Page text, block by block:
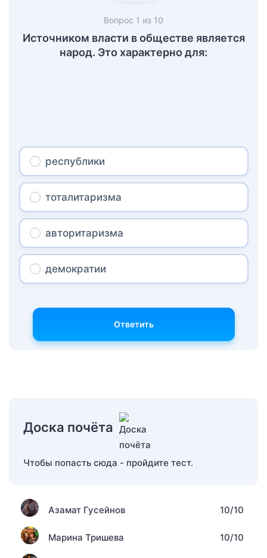
Вопрос 1 из 10
Источником власти в обществе является
народ. Это характерно для:
республики
тоталитаризма
авторитаризма
демократии
Ответить
Доска почёта
Чтобы попасть сюда - пройдите тест.
Азамат Гусейнов 10/10
Марина Тришева 10/10